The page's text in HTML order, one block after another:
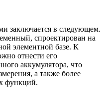
заключается в следующем.
спроектирован на
элементной базе. К
отнести его
аккумулятора, что
а также более
функций.